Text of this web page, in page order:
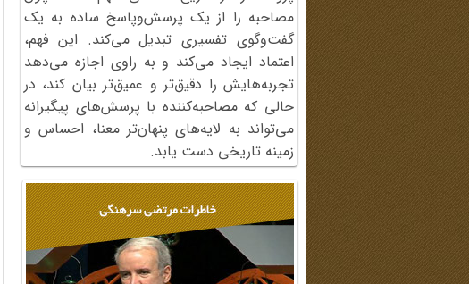
مصاحبه را از یک پرسش‌وپاسخ ساده به یک
گفت‌وگوی تفسیری تبدیل می‌کند. این فهم،
اعتماد ایجاد می‌کند و به راوی اجازه می‌دهد
تجربه‌هایش را دقیق‌تر و عمیق‌تر بیان کند، در
حالی که مصاحبه‌کننده با پرسش‌های پیگیرانه
می‌تواند به لایه‌های پنهان‌تر معنا، احساس و
زمینه تاریخی دست یابد.